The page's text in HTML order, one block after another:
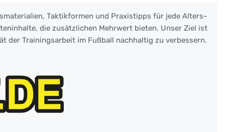
Taktikformen und Praxistipps für jede Alters-
die zusätzlichen Mehrwert bieten. Unser Ziel ist
der Trainingsarbeit im Fußball nachhaltig zu verbessern.